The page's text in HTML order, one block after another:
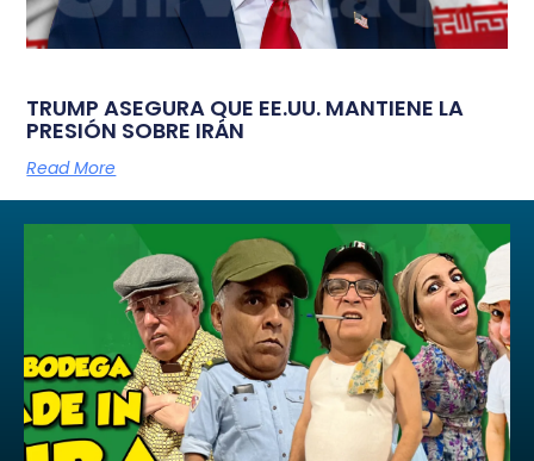
TRUMP ASEGURA QUE EE.UU. MANTIENE LA
PRESIÓN SOBRE IRÁN
Read More